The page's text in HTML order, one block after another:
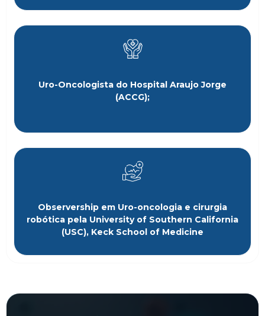
Uro-Oncologista do Hospital Araujo Jorge
(ACCG);
Observership em Uro-oncologia e cirurgia
robótica pela University of Southern California
(USC), Keck School of Medicine